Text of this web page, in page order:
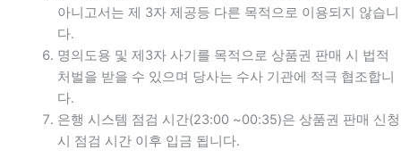
아니고서는 제 3자 제공등 다른 목적으로 이용되지 않습니
다.
명의도용 및 제3자 사기를 목적으로 상품권 판매 시 법적
처벌을 받을 수 있으며 당사는 수사 기관에 적극 협조합니
다.
은행 시스템 점검 시간(23:00 ~00:35)은 상품권 판매 신청
시 점검 시간 이후 입금 됩니다.